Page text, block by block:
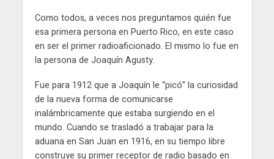
Como todos, a veces nos preguntamos quién fue
esa primera persona en Puerto Rico, en este caso
en ser el primer radioaficionado. El mismo lo fue en
la persona de Joaquín Agusty.
Fue para 1912 que a Joaquín le “picó” la curiosidad
de la nueva forma de comunicarse
inalámbricamente que estaba surgiendo en el
mundo. Cuando se trasladó a trabajar para la
aduana en San Juan en 1916, en su tiempo libre
construye su primer receptor de radio basado en